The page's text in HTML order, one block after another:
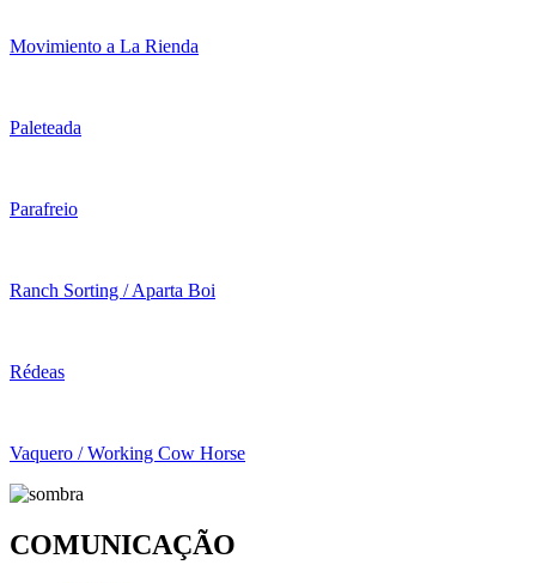
Movimiento a La Rienda
Paleteada
Parafreio
Ranch Sorting / Aparta Boi
Rédeas
Vaquero / Working Cow Horse
COMUNICAÇÃO